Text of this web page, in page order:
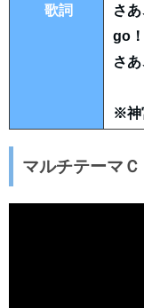
歌詞
さ
go
さ
※神
マルチテーマ